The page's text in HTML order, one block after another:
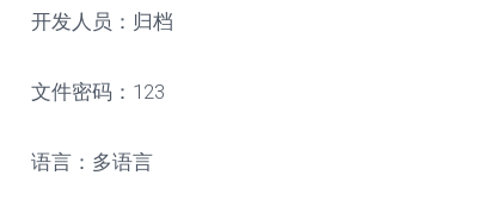
开发人员：归档
文件密码：123
语言：多语言